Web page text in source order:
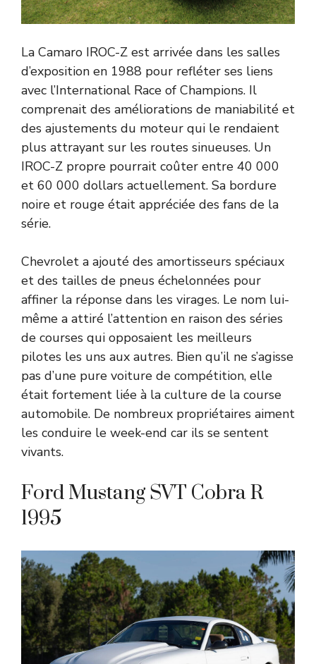
La Camaro IROC-Z est arrivée dans les salles
d’exposition en 1988 pour refléter ses liens
avec l’International Race of Champions. Il
comprenait des améliorations de maniabilité et
des ajustements du moteur qui le rendaient
plus attrayant sur les routes sinueuses. Un
IROC-Z propre pourrait coûter entre 40 000
et 60 000 dollars actuellement. Sa bordure
noire et rouge était appréciée des fans de la
série.
Chevrolet a ajouté des amortisseurs spéciaux
et des tailles de pneus échelonnées pour
affiner la réponse dans les virages. Le nom lui-
même a attiré l’attention en raison des séries
de courses qui opposaient les meilleurs
pilotes les uns aux autres. Bien qu’il ne s’agisse
pas d’une pure voiture de compétition, elle
était fortement liée à la culture de la course
automobile. De nombreux propriétaires aiment
les conduire le week-end car ils se sentent
vivants.
Ford Mustang SVT Cobra R
1995